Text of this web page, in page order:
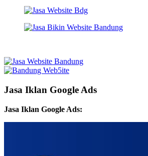
Jasa Iklan Google Ads
Jasa Iklan Google Ads: